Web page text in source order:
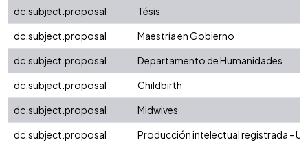
dc.subject.proposal
Tésis
dc.subject.proposal
Maestría en Gobierno
dc.subject.proposal
Departamento de Humanidades
dc.subject.proposal
Childbirth
dc.subject.proposal
Midwives
dc.subject.proposal
Producción intelectual registrada -